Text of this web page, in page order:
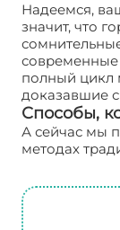
Надеемся,
значит, что
полный цикл
доказавшие
Способы,
А сейчас мы
методах